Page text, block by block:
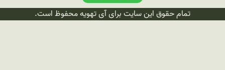
تمام حقوق این سایت برای آی تهویه محفوظ است.